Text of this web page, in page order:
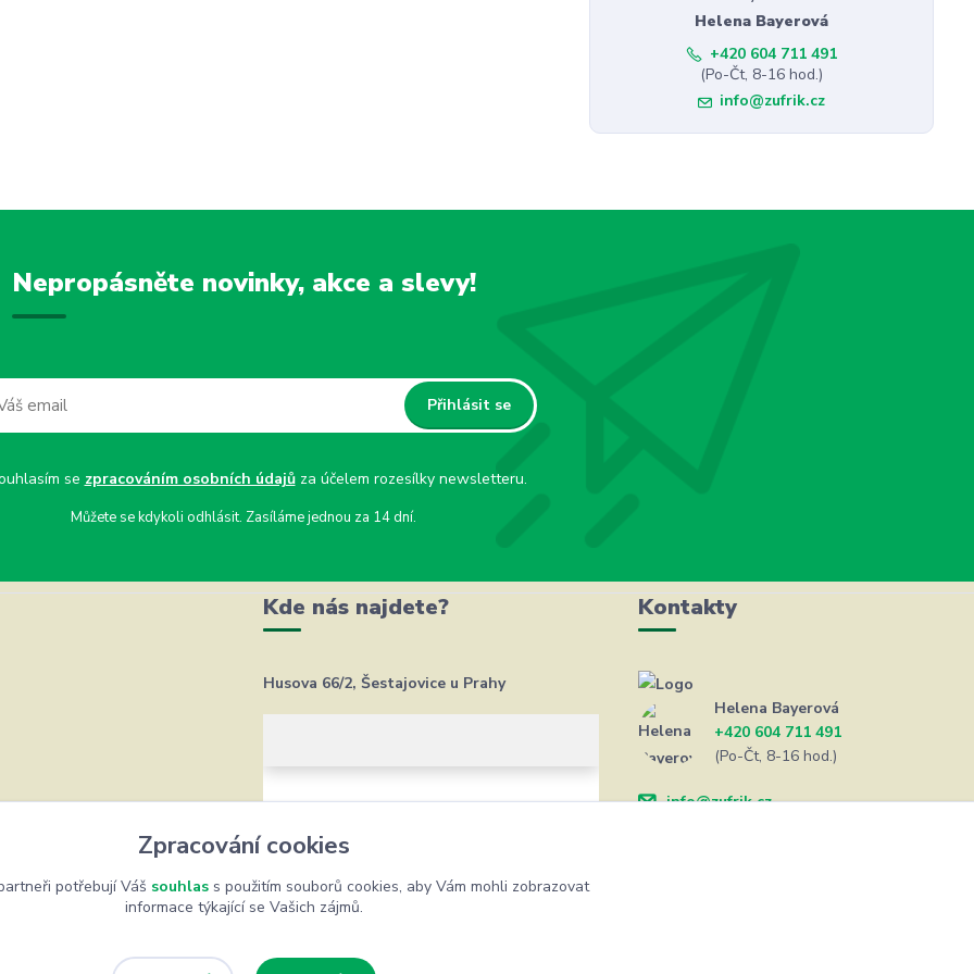
Helena Bayerová
+420 604 711 491
(Po-Čt, 8-16 hod.)
info@zufrik.cz
Nepropásněte novinky, akce a slevy!
Přihlásit se
se zpracováním osobních údajůza účelem rozesílky newsletteru.
Můžete se kdykoli odhlásit. Zasíláme jednou za 14 dní.
Kde nás najdete?
Husova 66/2, Šestajovice u Prahy
Kontakty
Helena Bayerová
+420 604 711 491
(Po-Čt, 8-16 hod.)
info@zufrik.cz
Zpracování cookies
potřebují Váš souhlass použitím souborů cookies, aby Vám mohli zobrazovat
informace týkající se Vašich zájmů.